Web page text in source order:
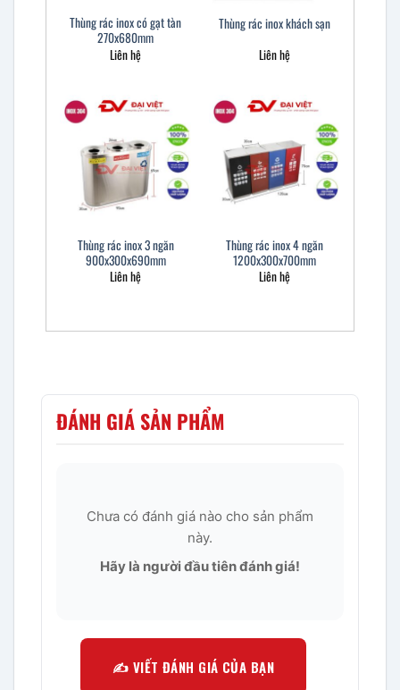
Thùng rác inox có gạt tàn
270x680mm
Liên hệ
Thùng rác inox khách sạn
Liên hệ
Thùng rác inox 3 ngăn
900x300x690mm
Liên hệ
Thùng rác inox 4 ngăn
1200x300x700mm
Liên hệ
ĐÁNH GIÁ SẢN PHẨM
Chưa có đánh giá nào cho sản phẩm
này.
Hãy là người đầu tiên đánh giá!
✍️ VIẾT ĐÁNH GIÁ CỦA BẠN